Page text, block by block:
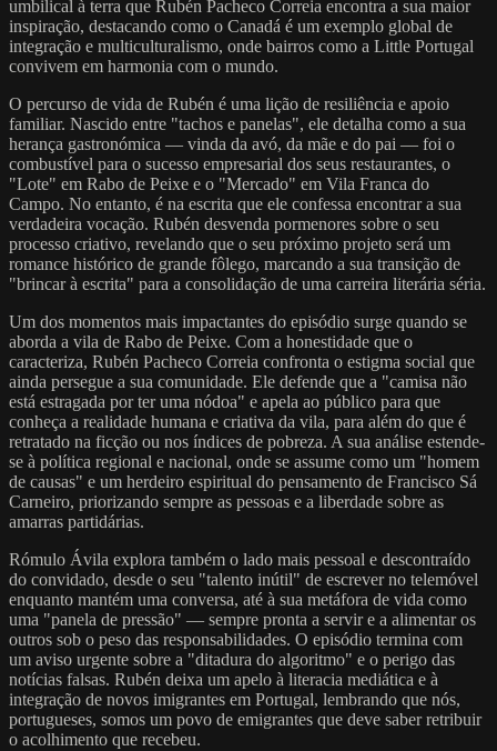
umbilical à terra que Rubén Pacheco Correia encontra a sua maior
inspiração, destacando como o Canadá é um exemplo global de
integração e multiculturalismo, onde bairros como a Little Portugal
convivem em harmonia com o mundo.
O percurso de vida de Rubén é uma lição de resiliência e apoio
familiar. Nascido entre "tachos e panelas", ele detalha como a sua
herança gastronómica — vinda da avó, da mãe e do pai — foi o
combustível para o sucesso empresarial dos seus restaurantes, o
"Lote" em Rabo de Peixe e o "Mercado" em Vila Franca do
Campo. No entanto, é na escrita que ele confessa encontrar a sua
verdadeira vocação. Rubén desvenda pormenores sobre o seu
processo criativo, revelando que o seu próximo projeto será um
romance histórico de grande fôlego, marcando a sua transição de
"brincar à escrita" para a consolidação de uma carreira literária séria.
Um dos momentos mais impactantes do episódio surge quando se
aborda a vila de Rabo de Peixe. Com a honestidade que o
caracteriza, Rubén Pacheco Correia confronta o estigma social que
ainda persegue a sua comunidade. Ele defende que a "camisa não
está estragada por ter uma nódoa" e apela ao público para que
conheça a realidade humana e criativa da vila, para além do que é
retratado na ficção ou nos índices de pobreza. A sua análise estende-
se à política regional e nacional, onde se assume como um "homem
de causas" e um herdeiro espiritual do pensamento de Francisco Sá
Carneiro, priorizando sempre as pessoas e a liberdade sobre as
amarras partidárias.
Rómulo Ávila explora também o lado mais pessoal e descontraído
do convidado, desde o seu "talento inútil" de escrever no telemóvel
enquanto mantém uma conversa, até à sua metáfora de vida como
uma "panela de pressão" — sempre pronta a servir e a alimentar os
outros sob o peso das responsabilidades. O episódio termina com
um aviso urgente sobre a "ditadura do algoritmo" e o perigo das
notícias falsas. Rubén deixa um apelo à literacia mediática e à
integração de novos imigrantes em Portugal, lembrando que nós,
portugueses, somos um povo de emigrantes que deve saber retribuir
o acolhimento que recebeu.